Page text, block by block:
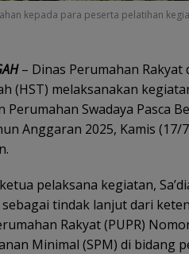
kepada para peserta pelatihan
– Dinas Perumahan Rakyat
(HST) melaksanakan
Swadaya Pasca
Anggaran 2025, Kamis (17/
pelaksana kegiatan,
tindak lanjut dari
Rakyat (PUPR)
Minimal (SPM) di bidang